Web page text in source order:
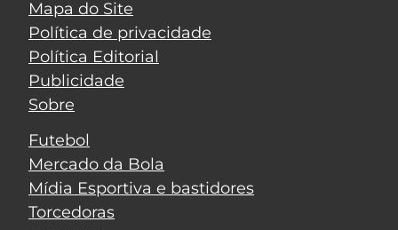
Mapa do Site
Política de privacidade
Política Editorial
Publicidade
Sobre
Futebol
Mercado da Bola
Mídia Esportiva e bastidores
Torcedoras